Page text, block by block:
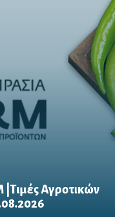
|Τιμές Αγροτικών